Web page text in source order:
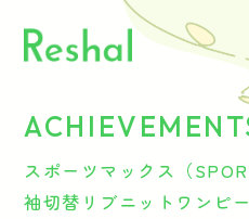
リシャー
買取方法
スポーツマックス（
袖切替リブニットワンピ